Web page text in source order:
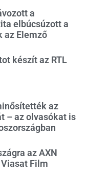
a
elbúcsúzott a
az Elemző
készít az RTL
az
– az olvasókat is
az AXN
Film